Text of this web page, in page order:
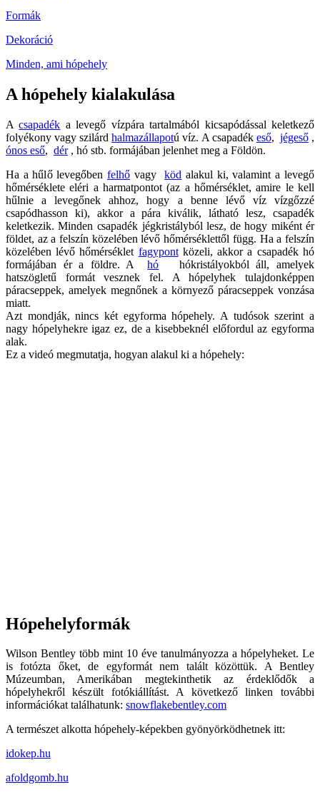
Formák
Dekoráció
Minden, ami hópehely
A hópehely kialakulása
Acsapadék a levegő vízpára tartalmából kicsapódással keletkező
folyékony vagy szilárdhalmazállapotú víz. A csapadék eső, jégeső,
ónos eső, dér, hó stb. formájában jelenhet meg a Földön.
Ha a hűlő levegőben felhő vagyköd alakul ki, valamint a levegő
hőmérséklete eléri a harmatpontot (az a hőmérséklet, amire le kell
hűlnie a levegőnek ahhoz, hogy a benne lévő víz vízgőzzé
csapódhasson ki), akkor a pára kiválik, látható lesz, csapadék
keletkezik. Minden csapadék jégkristályból lesz, de hogy miként ér
földet, az a felszín közelében lévő hőmérséklettől függ. Ha a felszín
közelében lévő hőmérséklet fagypontközeli, akkor a csapadék hó
formájában ér a földre. Ahó hókristályokból áll, amelyek
hatszögletű formát vesznek fel. A hópelyhek tulajdonképpen
páracseppek, amelyek megnőnek a környező páracseppek vonzása
miatt.
Azt mondják, nincs két egyforma hópehely. A tudósok szerint a
nagy hópelyhekre igaz ez, de a kisebbeknél előfordul az egyforma
alak.
Ez a videó megmutatja, hogyan alakul ki a hópehely:
Hópehelyformák
Wilson Bentley több mint 10 éve tanulmányozza a hópelyheket. Le
is fotózta őket, de egyformát nem talált közöttük. A Bentley
Múzeumban, Amerikában megtekinthetik az érdeklődők a
hópelyhekről készült fotókiállítást. A következő linken további
információkat találhatunk: snowflakebentley.com
A természet alkotta hópehely-képekben gyönyörködhetnek itt:
idokep.hu
afoldgomb.hu